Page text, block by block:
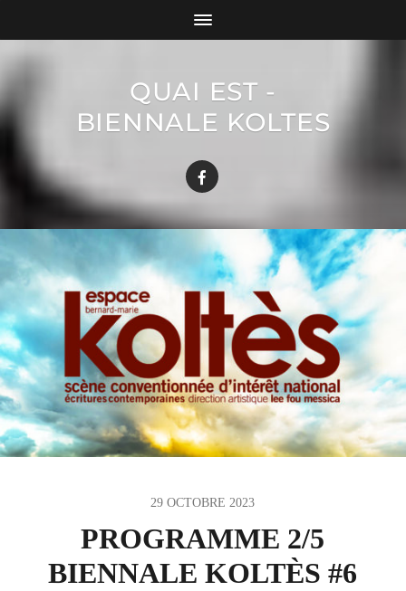
QUAI EST -
BIENNALE KOLTES
29 OCTOBRE 2023
PROGRAMME 2/5
BIENNALE KOLTÈS #6